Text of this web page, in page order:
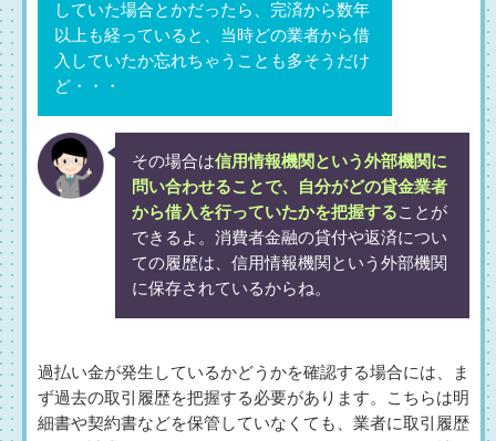
していた場合とかだったら、完済から数年
以上も経っていると、当時どの業者から借
入していたか忘れちゃうことも多そうだけ
ど・・・
その場合は信用情報機関という外部機関に
問い合わせることで、自分がどの貸金業者
から借入を行っていたかを把握することが
できるよ。消費者金融の貸付や返済につい
ての履歴は、信用情報機関という外部機関
に保存されているからね。
過払い金が発生しているかどうかを確認する場合には、ま
ず過去の取引履歴を把握する必要があります。こちらは明
細書や契約書などを保管していなくても、業者に取引履歴